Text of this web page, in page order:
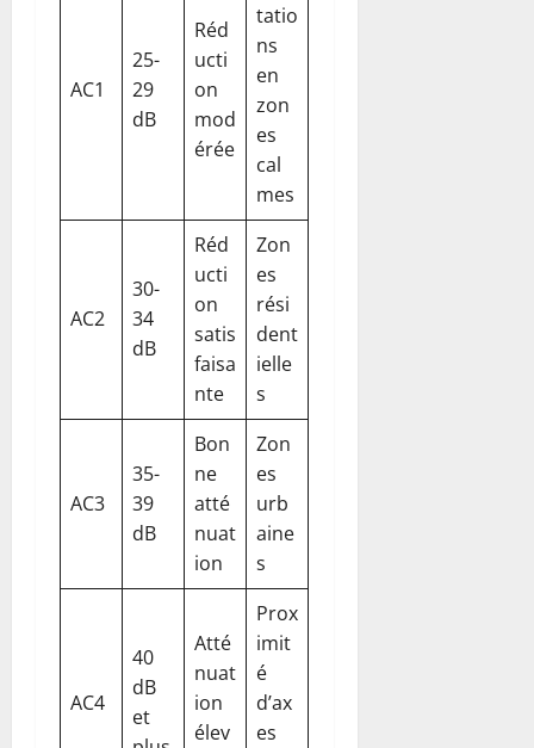
AC1
25-
29
dB
Réd
ucti
on
mod
érée
tatio
ns
en
zon
es
cal
mes
AC2
30-
34
dB
Réd
ucti
on
satis
faisa
nte
Zon
es
rési
dent
ielle
s
AC3
35-
39
dB
Bon
ne
atté
nuat
ion
Zon
es
urb
aine
s
AC4
40
dB
et
Atté
nuat
ion
élev
Prox
imit
é
d’ax
es